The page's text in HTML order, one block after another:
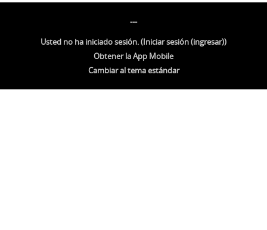
---
Usted no ha iniciado sesión. (Iniciar sesión (ingresar))
Obtener la App Mobile
Cambiar al tema estándar